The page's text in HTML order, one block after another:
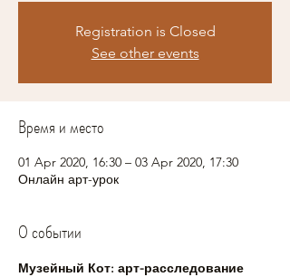
Registration is Closed
See other events
Время и место
01 Apr 2020, 16:30 – 03 Apr 2020, 17:30
Онлайн арт-урок
О событии
Музейный Кот: арт-расследование